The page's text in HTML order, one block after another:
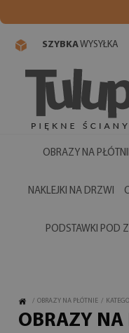
SZYBKAWYSYŁKA
OBRAZY NA
NAKLEJKI NA DRZWI
PODSTAWKI POD
/ OBRAZY NA PŁÓTNIE /
OBRAZY NA